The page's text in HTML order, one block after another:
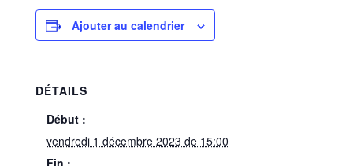
Ajouter au calendrier
DÉTAILS
Début :
vendredi 1 décembre 2023 de 15:00
Fin :